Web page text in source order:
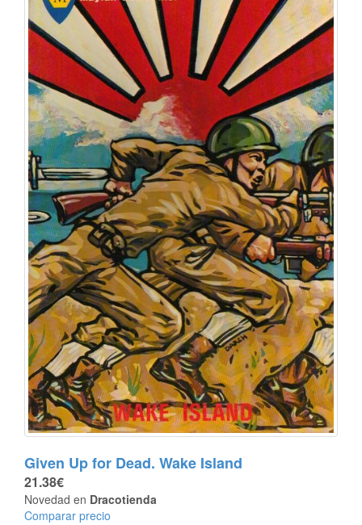
Given Up for Dead. Wake Island
21.38€
Novedad en Dracotienda
Comparar precio